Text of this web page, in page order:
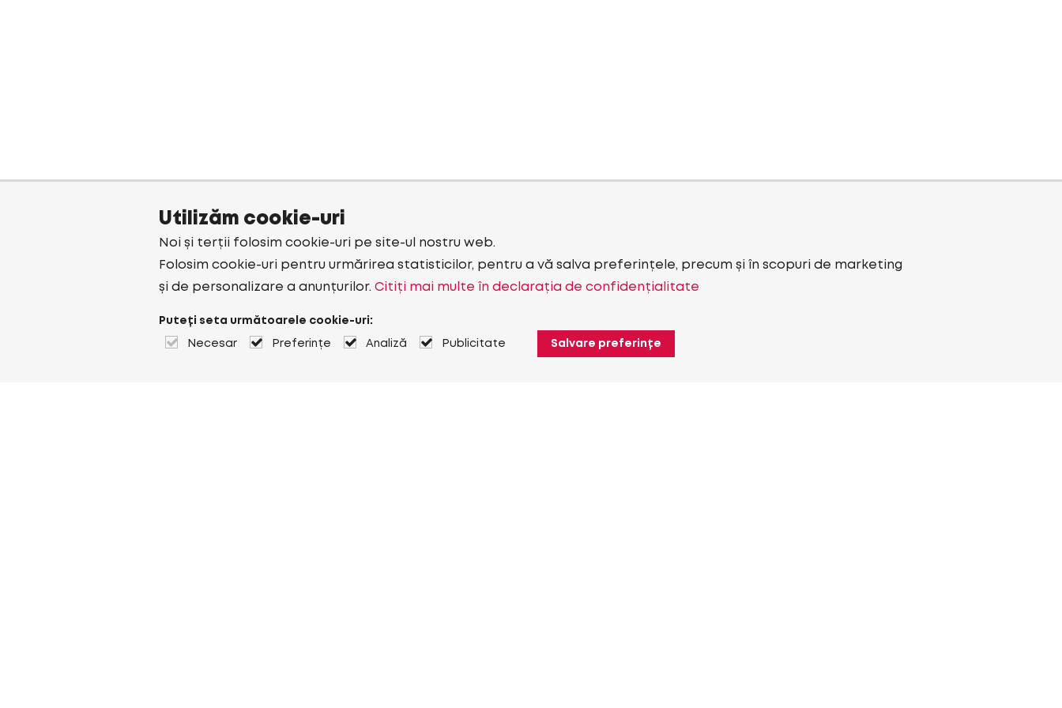
Utilizăm cookie-uri
Noi și terții folosim cookie-uri pe site-ul nostru web.
Folosim cookie-uri pentru urmărirea statisticilor, pentru a vă salva preferințele, precum și în scopuri de marketing
și de personalizare a anunțurilor. Citiți mai multe în declarația de confidențialitate
Puteți seta următoarele cookie-uri:
Necesar Preferințe Analiză Publicitate Salvare preferințe